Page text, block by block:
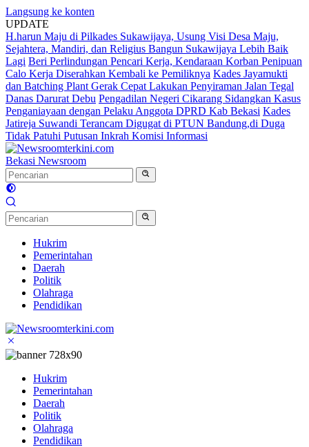
Langsung ke konten
UPDATE
H.harun Maju di Pilkades Sukawijaya, Usung Visi Desa Maju,
Sejahtera, Mandiri, dan Religius Bangun Sukawijaya Lebih Baik
Lagi Beri Perlindungan Pencari Kerja, Kendaraan Korban Penipuan
Calo Kerja Diserahkan Kembali ke Pemiliknya Kades Jayamukti
dan Batching Plant Gerak Cepat Lakukan Penyiraman Jalan Tegal
Danas Darurat Debu Pengadilan Negeri Cikarang Sidangkan Kasus
Penganiayaan dengan Pelaku Anggota DPRD Kab Bekasi Kades
Jatireja Suwandi Terancam Digugat di PTUN Bandung,di Duga
Tidak Patuhi Putusan Inkrah Komisi Informasi
Bekasi Newsroom
Hukrim
Pemerintahan
Daerah
Politik
Olahraga
Pendidikan
Hukrim
Pemerintahan
Daerah
Politik
Olahraga
Pendidikan